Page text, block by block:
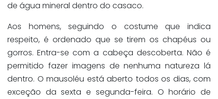
de água mineral dentro do casaco.
Aos homens, seguindo o costume que indica
respeito, é ordenado que se tirem os chapéus ou
gorros. Entra-se com a cabeça descoberta. Não é
permitido fazer imagens de nenhuma natureza lá
dentro. O mausoléu está aberto todos os dias, com
exceção da sexta e segunda-feira. O horário de